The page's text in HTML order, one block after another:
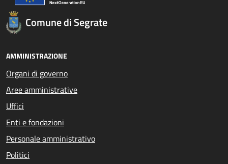
Comune di Segrate
AMMINISTRAZIONE
Organi di governo
Aree amministrative
Uffici
Enti e fondazioni
Personale amministrativo
Politici